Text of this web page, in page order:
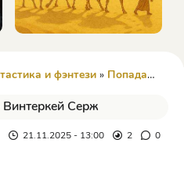
и фэнтези » Попаданцы
Серж
21.11.2025 - 13:00 2 0